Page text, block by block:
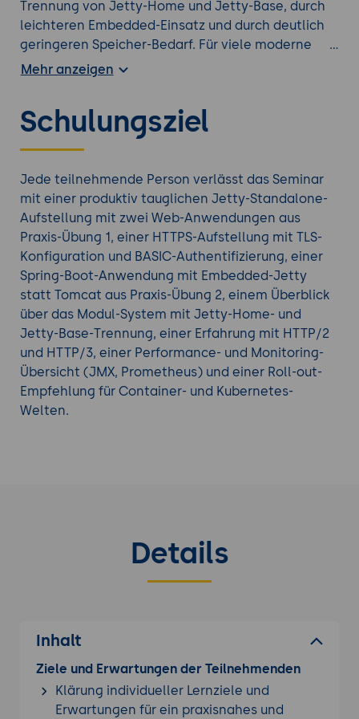
Trennung von Jetty-Home und Jetty-Base, durch
leichteren Embedded-Einsatz und durch deutlich
geringeren Speicher-Bedarf. Für viele moderne
Java-Welten ist Jetty die natürlichere Wahl -
Der Workshop bietet einen praktischen Einstieg:
Tag eins behandelt Installation, Konfiguration und
Modus, Tag zwei vertieft HTTPS, Security,
Embedded-Einsatz in Spring Boot, Performance
und Roll-out. Zwei umfangreiche Praxis-Übungen
sichern den Lern-Erfolg ab.
Finden Sie den richtigenJava Kursaus unserem
Portfolio.
Mehr anzeigen
Schulungsziel
Jede teilnehmende Person verlässt das Seminar
mit einer produktiv tauglichen Jetty-Standalone-
Aufstellung mit zwei Web-Anwendungen aus
Praxis-Übung 1, einer HTTPS-Aufstellung mit TLS-
Konfiguration und BASIC-Authentifizierung, einer
Spring-Boot-Anwendung mit Embedded-Jetty
statt Tomcat aus Praxis-Übung 2, einem Überblick
über das Modul-System mit Jetty-Home- und
Jetty-Base-Trennung, einer Erfahrung mit HTTP/2
und HTTP/3, einer Performance- und Monitoring-
Übersicht (JMX, Prometheus) und einer Roll-out-
Empfehlung für Container- und Kubernetes-
Welten.
Details
Inhalt
Ziele und Erwartungen der Teilnehmenden
Klärung individueller Lernziele und
Erwartungen für ein praxisnahes und